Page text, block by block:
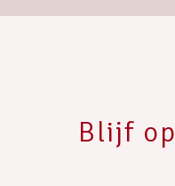
Blijf